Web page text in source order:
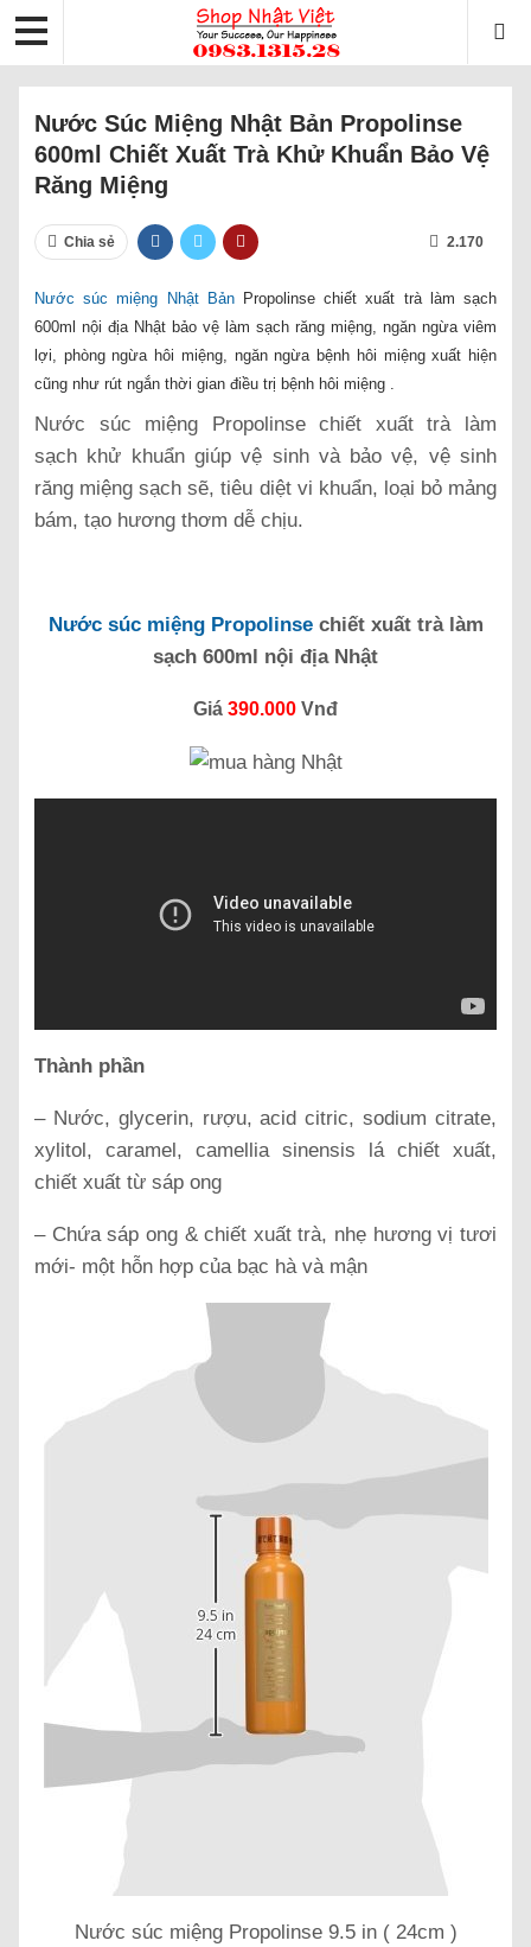
Nước Súc Miệng Nhật Bản Propolinse
600ml Chiết Xuất Trà Khử Khuẩn Bảo Vệ
Răng Miệng
Chia sẻ 2.170
Nước súc miệng Nhật BảnPropolinse chiết xuất trà làm sạch
600ml nội địa Nhật bảo vệ làm sạch răng miệng, ngăn ngừa viêm
lợi, phòng ngừa hôi miệng, ngăn ngừa bệnh hôi miệng xuất hiện
cũng như rút ngắn thời gian điều trị bệnh hôi miệng .
Nước súc miệng Propolinse chiết xuất trà làm
sạch khử khuẩn giúp vệ sinh và bảo vệ, vệ sinh
răng miệng sạch sẽ, tiêu diệt vi khuẩn, loại bỏ mảng
bám, tạo hương thơm dễ chịu.
Nước súc miệng Propolinsechiết xuất trà làm
sạch 600ml nội địa Nhật
Giá 390.000 Vnđ
Thành phần
– Nước, glycerin, rượu, acid citric, sodium citrate,
xylitol, caramel, camellia sinensis lá chiết xuất,
chiết xuất từ sáp ong
– Chứa sáp ong & chiết xuất trà, nhẹ hương vị tươi
mới- một hỗn hợp của bạc hà và mận
Nước súc miệng Propolinse 9.5 in ( 24cm )